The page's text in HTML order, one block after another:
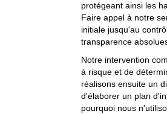
protégeant ainsi les
Faire appel à notre
initiale jusqu'au
transparence
Notre intervention
à risque et de
réalisons ensuite un
d'élaborer un plan
pourquoi nous